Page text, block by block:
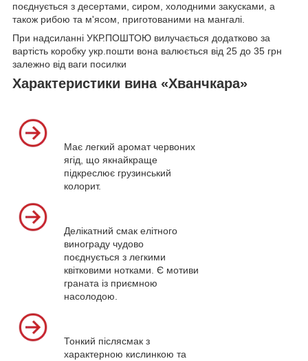
поєднується з десертами, сиром, холодними закусками, а
також рибою та м'ясом, приготованими на мангалі.
При надсиланні УКР.ПОШТОЮ вилучається додатково за
вартість коробку укр.пошти вона валюється від 25 до 35 грн
залежно від ваги посилки
Характеристики вина «Хванчкара»
Має легкий аромат червоних
ягід, що якнайкраще
підкреслює грузинський
колорит.
Делікатний смак елітного
винограду чудово
поєднується з легкими
квітковими нотками. Є мотиви
граната із приємною
насолодою.
Тонкий післясмак з
характерною кислинкою та